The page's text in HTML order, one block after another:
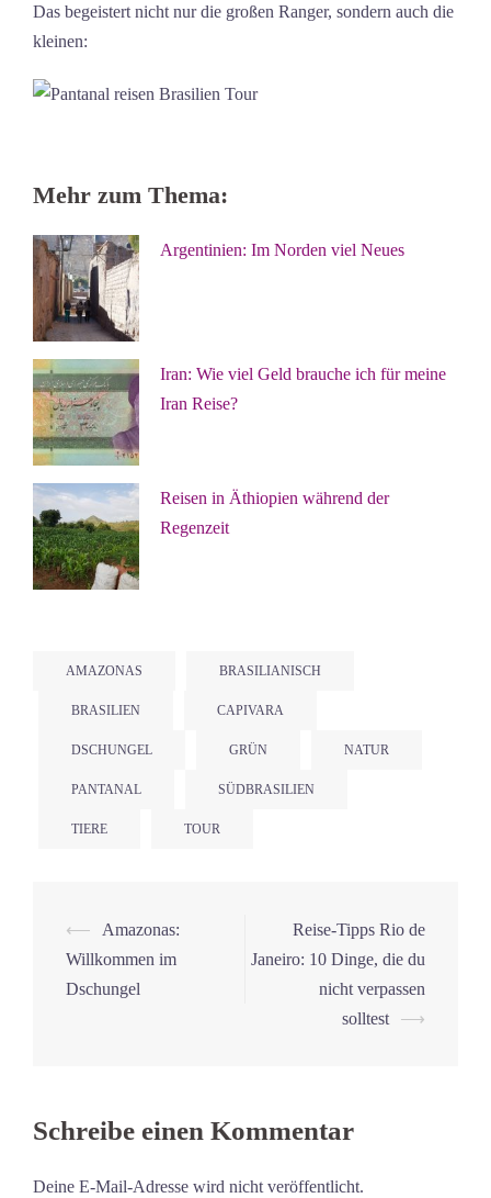
Das begeistert nicht nur die großen Ranger, sondern auch die
kleinen:
Mehr zum Thema:
Argentinien: Im Norden viel Neues
Iran: Wie viel Geld brauche ich für meine
Iran Reise?
Reisen in Äthiopien während der
Regenzeit
AMAZONAS BRASILIANISCH
BRASILIEN CAPIVARA
DSCHUNGEL GRÜN NATUR
PANTANAL SÜDBRASILIEN
TIERE TOUR
Beitrags-
Navigation
⟵
Amazonas:
Willkommen im
Dschungel
Reise-Tipps Rio de
Janeiro: 10 Dinge, die du
nicht verpassen
solltest
⟶
Schreibe einen Kommentar
Deine E-Mail-Adresse wird nicht veröffentlicht.